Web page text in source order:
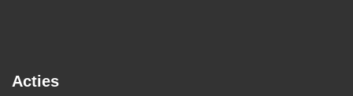
Acties